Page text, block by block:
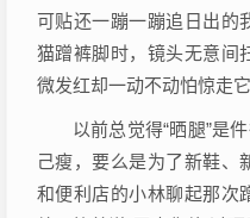
可贴还一蹦一蹦追日出的
猫蹭裤脚时，镜头无意间
微发红却一动不动怕惊走
以前总觉得“晒腿”是
己瘦，要么是为了新鞋、
和便利店的小林聊起那